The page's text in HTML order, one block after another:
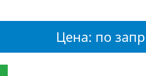
Цена: по